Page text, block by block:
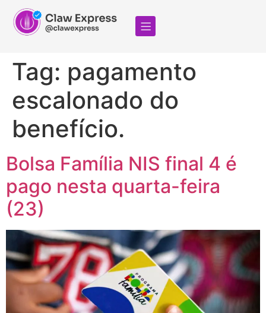
Tag: pagamento
escalonado do
benefício.
Bolsa Família NIS final 4 é
pago nesta quarta-feira
(23)